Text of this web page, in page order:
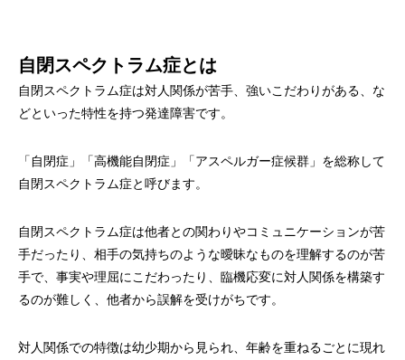
自閉スペクトラム症とは
自閉スペクトラム症は対人関係が苦手、強いこだわりがある、な
どといった特性を持つ発達障害です。
「自閉症」「高機能自閉症」「アスペルガー症候群」を総称して
自閉スペクトラム症と呼びます。
自閉スペクトラム症は他者との関わりやコミュニケーションが苦
手だったり、相手の気持ちのような曖昧なものを理解するのが苦
手で、事実や理屈にこだわったり、臨機応変に対人関係を構築す
るのが難しく、他者から誤解を受けがちです。
対人関係での特徴は幼少期から見られ、年齢を重ねるごとに現れ